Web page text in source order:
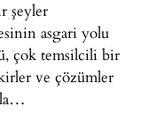
şeyler
asgari yolu
çok temsilcili bir
ve çözümler